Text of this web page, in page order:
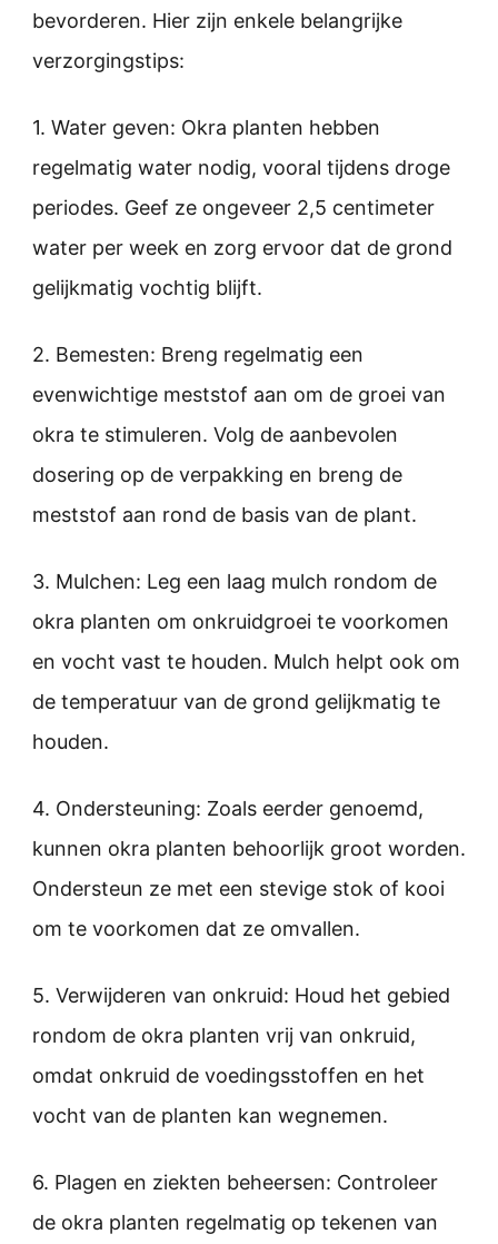
bevorderen. Hier zijn enkele belangrijke
verzorgingstips:
1. Water geven: Okra planten hebben
regelmatig water nodig, vooral tijdens droge
periodes. Geef ze ongeveer 2,5 centimeter
water per week en zorg ervoor dat de grond
gelijkmatig vochtig blijft.
2. Bemesten: Breng regelmatig een
evenwichtige meststof aan om de groei van
okra te stimuleren. Volg de aanbevolen
dosering op de verpakking en breng de
meststof aan rond de basis van de plant.
3. Mulchen: Leg een laag mulch rondom de
okra planten om onkruidgroei te voorkomen
en vocht vast te houden. Mulch helpt ook om
de temperatuur van de grond gelijkmatig te
houden.
4. Ondersteuning: Zoals eerder genoemd,
kunnen okra planten behoorlijk groot worden.
Ondersteun ze met een stevige stok of kooi
om te voorkomen dat ze omvallen.
5. Verwijderen van onkruid: Houd het gebied
rondom de okra planten vrij van onkruid,
omdat onkruid de voedingsstoffen en het
vocht van de planten kan wegnemen.
6. Plagen en ziekten beheersen: Controleer
de okra planten regelmatig op tekenen van